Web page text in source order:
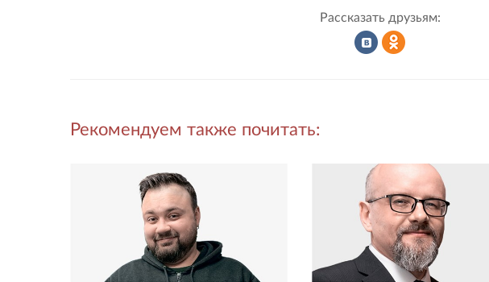
Рассказать друзьям:
ВКонтактеОдноклассниках
Рекомендуем также почитать: